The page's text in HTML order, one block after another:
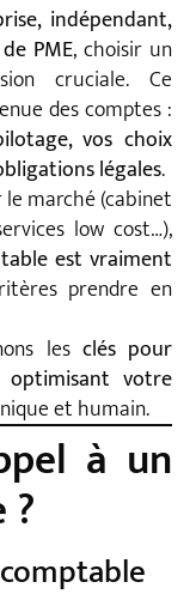
indépendant,
PME, choisir un
cruciale. Ce
des comptes :
vos choix
légales.
marché (cabinet
low cost…),
est vraiment
prendre en
les clés pour
optimisant votre
et humain.
à un